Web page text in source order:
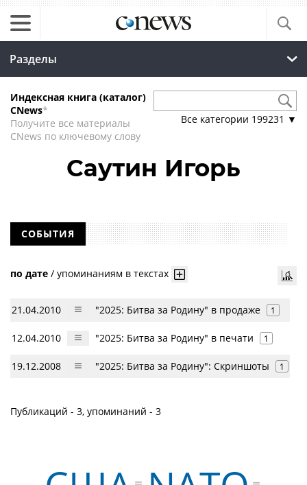
Разделы
Индексная книга (каталог)
CNews*
Получите все материалы
CNews по ключевому слову
Все категории 199231 ▼
Саутин Игорь
СОБЫТИЯ
по дате / упоминаниям в текстах
21.04.2010 "2025: Битва за Родину" в продаже 1
12.04.2010 "2025: Битва за Родину" в печати 1
19.12.2008 "2025: Битва за Родину": Скриншоты 1
Публикаций - 3, упоминаний - 3